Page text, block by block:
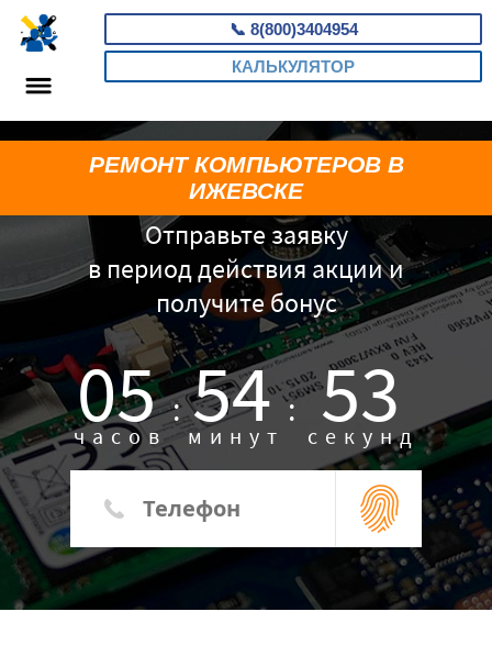
📞 8(800)3404954
КАЛЬКУЛЯТОР
Отправьте заявку
в период действия акции и
получите бонус
05 :
часов 54 :
минут 52
секунд
РЕМОНТ КОМПЬЮТЕРОВ В
ИЖЕВСКЕ